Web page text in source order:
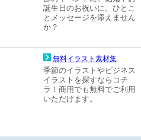
誕生日のお祝いに。ひとこ
とメッセージを添えません
か？
無料イラスト素材集
季節のイラストやビジネス
イラストを探すならコチ
ラ！商用でも無料でご利用
いただけます。